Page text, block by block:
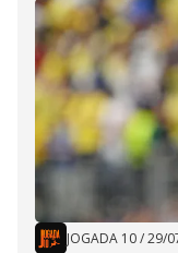
JOGADA 10/29/